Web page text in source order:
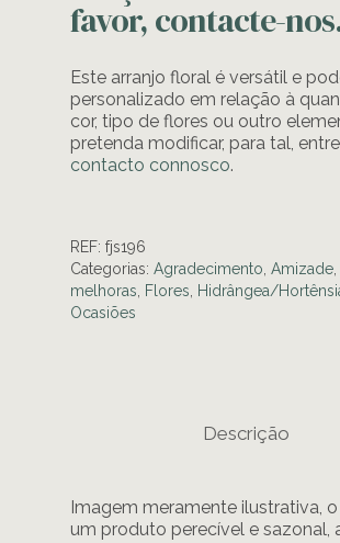
favor, contacte-
Este arranjo floral é versátil e
personalizado em relação à
cor, tipo de flores ou outro
pretenda modificar, para tal,
contacto connosco.
REF: fjs196
Categorias: Agradecimento Amizade
melhoras
Flores Hidrângea/
Ocasiões
Descrição
Imagem meramente ilustrativa,
um produto perecível e sazonal,